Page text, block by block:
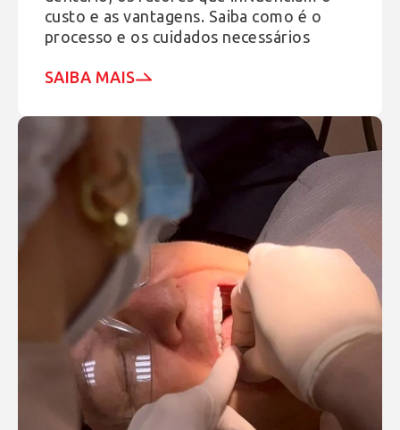
custo e as vantagens. Saiba como é o
processo e os cuidados necessários
SAIBA MAIS